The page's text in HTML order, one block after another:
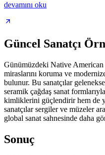
devamını oku
Güncel Sanatçı
Günümüzdeki Native American
miraslarını koruma ve
bulunur. Bu sanatçılar
seramik çağdaş sanat
kimliklerini güçlendirir hem de
sanatçılar sergiler ve müzeler
global sanat sahnesinde daha
Sonuç